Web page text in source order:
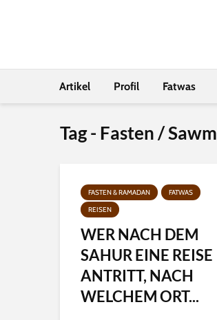
Artikel Profil Fatwas
Tag - Fasten / Sawm
FASTEN & RAMADAN
FATWAS
REISEN
WER NACH DEM
SAHUR EINE REISE
ANTRITT, NACH
WELCHEM ORT...